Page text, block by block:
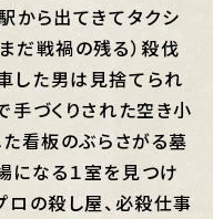
から出てきてタクシ
だ戦禍の残る）殺伐
した男は見捨てられ
手づくりされた空き小
た看板のぶらさがる墓
になる１室を見つけ
ロの殺し屋、必殺仕事